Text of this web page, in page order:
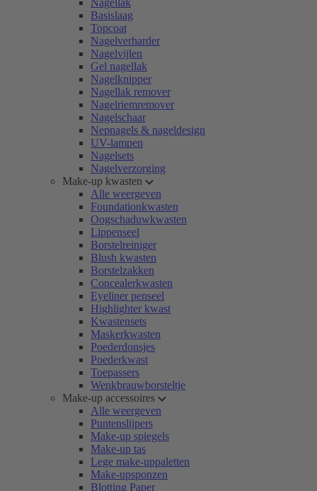
Nagellak
Basislaag
Topcoat
Nagelverharder
Nagelvijlen
Gel nagellak
Nagelknipper
Nagellak remover
Nagelriemremover
Nagelschaar
Nepnagels & nageldesign
UV-lampen
Nagelsets
Nagelverzorging
Make-up kwasten
Alle weergeven
Foundationkwasten
Oogschaduwkwasten
Lippenseel
Borstelreiniger
Blush kwasten
Borstelzakken
Concealerkwasten
Eyeliner penseel
Highlighter kwast
Kwastensets
Maskerkwasten
Poederdonsjes
Poederkwast
Toepassers
Wenkbrauwborsteltje
Make-up accessoires
Alle weergeven
Puntenslijpers
Make-up spiegels
Make-up tas
Lege make-uppaletten
Make-upsponzen
Blotting Paper